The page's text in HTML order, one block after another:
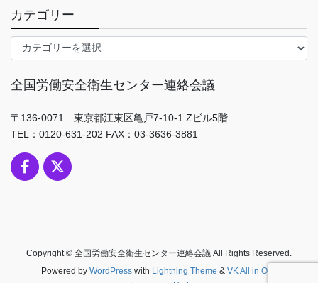
カテゴリー
テ
リ
ー
全国労働安全衛生センター連絡会議
〒136-0071 東京都江東区亀戸7-10-1 Zビル5階
TEL：0120-631-202 FAX：03-3636-3881
Copyright © 全国労働安全衛生センター連絡会議 All Rights Reserved.
Powered by WordPresswith Lightning Theme & VK All in One